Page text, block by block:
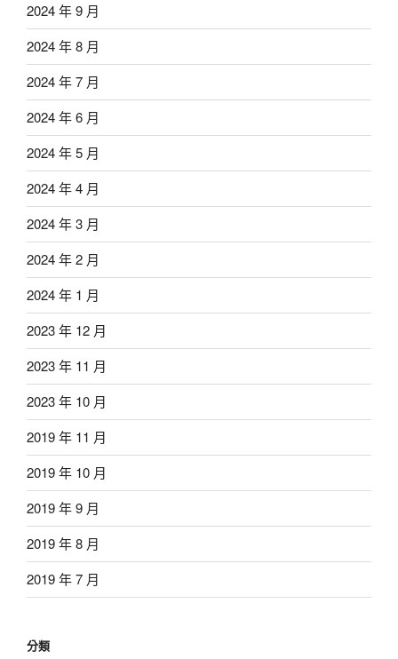
2024 年 9 月
2024 年 8 月
2024 年 7 月
2024 年 6 月
2024 年 5 月
2024 年 4 月
2024 年 3 月
2024 年 2 月
2024 年 1 月
2023 年 12 月
2023 年 11 月
2023 年 10 月
2019 年 11 月
2019 年 10 月
2019 年 9 月
2019 年 8 月
2019 年 7 月
分類